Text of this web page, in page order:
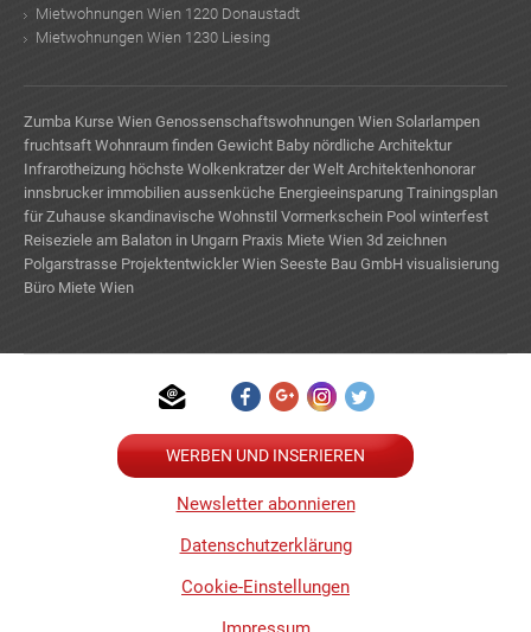
Mietwohnungen Wien 1220 Donaustadt
Mietwohnungen Wien 1230 Liesing
Zumba Kurse Wien Genossenschaftswohnungen Wien Solarlampen
fruchtsaft Wohnraum finden Gewicht Baby nördliche Architektur
Infrarotheizung höchste Wolkenkratzer der Welt Architektenhonorar
innsbrucker immobilien aussenküche Energieeinsparung Trainingsplan
für Zuhause skandinavische Wohnstil Vormerkschein Pool winterfest
Reiseziele am Balaton in Ungarn Praxis Miete Wien 3d zeichnen
Polgarstrasse Projektentwickler Wien Seeste Bau GmbH visualisierung
Büro Miete Wien
WERBEN UND INSERIEREN
Newsletter abonnieren
Datenschutzerklärung
Cookie-Einstellungen